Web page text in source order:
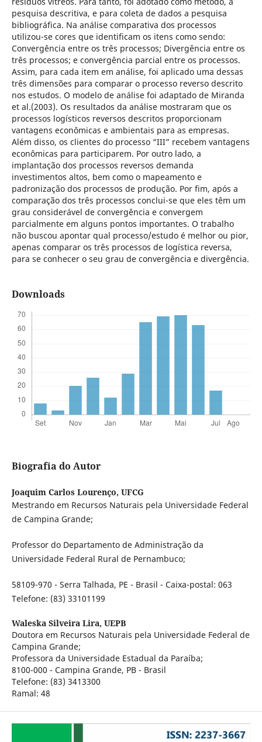
pesquisa descritiva, e para coleta de dados a pesquisa
bibliográfica. Na análise comparativa dos processos
utilizou-se cores que identificam os itens como sendo:
Convergência entre os três processos; Divergência entre os
três processos; e convergência parcial entre os processos.
Assim, para cada item em análise, foi aplicado uma dessas
três dimensões para comparar o processo reverso descrito
nos estudos. O modelo de análise foi adaptado de Miranda
et al.(2003). Os resultados da análise mostraram que os
processos logísticos reversos descritos proporcionam
vantagens econômicas e ambientais para as empresas.
Além disso, os clientes do processo “III” recebem vantagens
econômicas para participarem. Por outro lado, a
implantação dos processos reversos demanda
investimentos altos, bem como o mapeamento e
padronização dos processos de produção. Por fim, após a
comparação dos três processos conclui-se que eles têm um
grau considerável de convergência e convergem
parcialmente em alguns pontos importantes. O trabalho
não buscou apontar qual processo/estudo é melhor ou pior,
apenas comparar os três processos de logística reversa,
para se conhecer o seu grau de convergência e divergência.
Downloads
Biografia do Autor
Joaquim Carlos Lourenço, UFCG
Mestrando em Recursos Naturais pela Universidade Federal
de Campina Grande;
Professor do Departamento de Administração da
Universidade Federal Rural de Pernambuco;
58109-970 - Serra Talhada, PE - Brasil - Caixa-postal: 063
Telefone: (83) 33101199
Waleska Silveira Lira, UEPB
Doutora em Recursos Naturais pela Universidade Federal de
Campina Grande;
Professora da Universidade Estadual da Paraíba;
8100-000 - Campina Grande, PB - Brasil
Telefone: (83) 3413300
Ramal: 48